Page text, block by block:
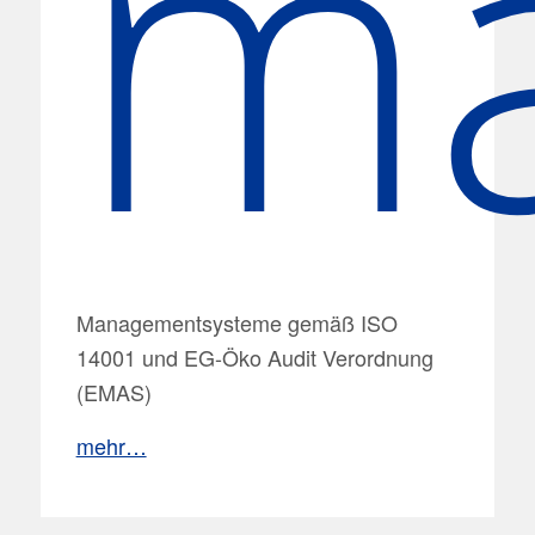
Managementsysteme gemäß ISO
14001 und EG-Öko Audit Verordnung
(EMAS)
mehr…